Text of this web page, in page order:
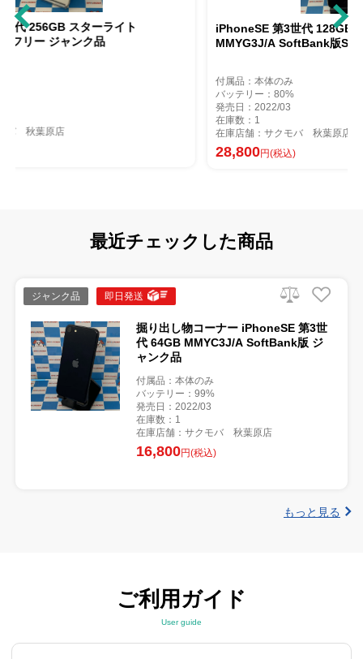
ライト
iPhoneSE 第3世代 128GB スターライト
MMYG3J/A SoftBank版SIMフリー 美品
在庫店舗：サクモバ 秋葉原店
最近チェックした商品
ジャンク品 即日発送
掘り出し物コーナー iPhoneSE 第3世
代 64GB MMYC3J/A SoftBank版 ジ
ャンク品
付属品：本体のみ
バッテリー：99%
発売日：2022/03
在庫数：1
在庫店舗：サクモバ 秋葉原店
16,800円(税込)
もっと見る
ご利用ガイド
User guide